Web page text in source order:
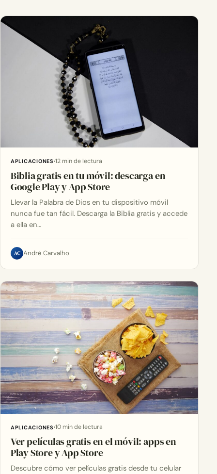
APLICACIONES 12 min de lectura
Biblia gratis en tu móvil: descarga en
Google Play y App Store
Llevar la Palabra de Dios en tu dispositivo móvil
nunca fue tan fácil. Descarga la Biblia gratis y accede
a ella en…
AC André Carvalho
APLICACIONES 10 min de lectura
Ver películas gratis en el móvil: apps en
Play Store y App Store
Descubre cómo ver películas gratis desde tu celular